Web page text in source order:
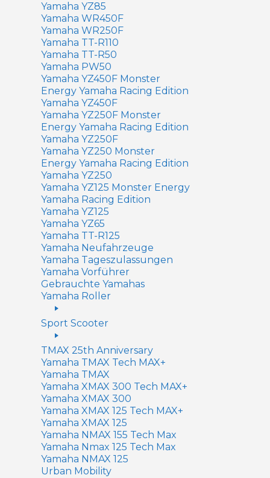
Yamaha YZ85
Yamaha WR450F
Yamaha WR250F
Yamaha TT-R110
Yamaha TT-R50
Yamaha PW50
Yamaha YZ450F Monster
Energy Yamaha Racing Edition
Yamaha YZ450F
Yamaha YZ250F Monster
Energy Yamaha Racing Edition
Yamaha YZ250F
Yamaha YZ250 Monster
Energy Yamaha Racing Edition
Yamaha YZ250
Yamaha YZ125 Monster Energy
Yamaha Racing Edition
Yamaha YZ125
Yamaha YZ65
Yamaha TT-R125
Yamaha Neufahrzeuge
Yamaha Tageszulassungen
Yamaha Vorführer
Gebrauchte Yamahas
Yamaha Roller
Sport Scooter
TMAX 25th Anniversary
Yamaha TMAX Tech MAX+
Yamaha TMAX
Yamaha XMAX 300 Tech MAX+
Yamaha XMAX 300
Yamaha XMAX 125 Tech MAX+
Yamaha XMAX 125
Yamaha NMAX 155 Tech Max
Yamaha Nmax 125 Tech Max
Yamaha NMAX 125
Urban Mobility